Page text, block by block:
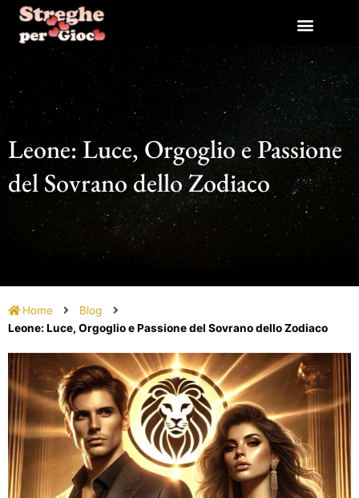
contenuto
Leone: Luce, Orgoglio e Passione
del Sovrano dello Zodiaco
Home
Blog
Leone: Luce, Orgoglio e Passione del Sovrano dello Zodiaco